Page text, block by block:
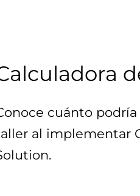
cuánto
al implementar